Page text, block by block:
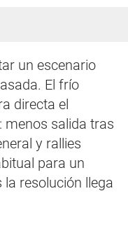
un escenario
El frío
directa el
menos salida tras
y rallies
para un
resolución llega